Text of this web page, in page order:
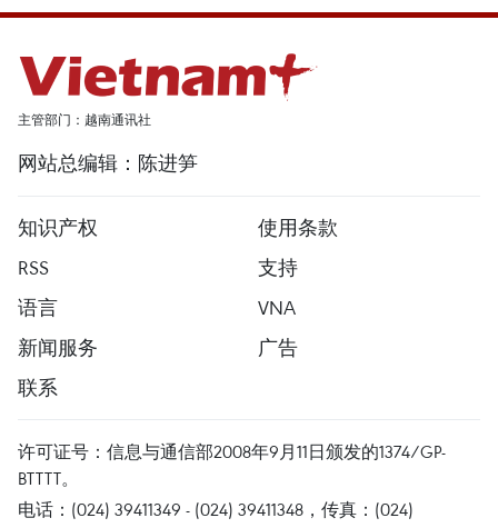
主管部门：越南通讯社
网站总编辑：陈进笋
知识产权
使用条款
RSS
支持
语言
VNA
新闻服务
广告
联系
许可证号：信息与通信部2008年9月11日颁发的1374/GP-
BTTTT。
电话：(024) 39411349 - (024) 39411348，传真：(024)